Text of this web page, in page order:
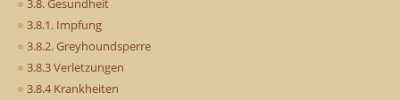
3.8. Gesundheit
3.8.1. Impfung
3.8.2. Greyhoundsperre
3.8.3 Verletzungen
3.8.4 Krankheiten